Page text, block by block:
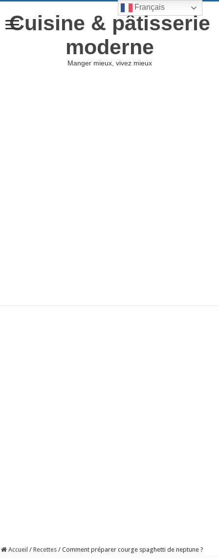
Cuisine & pâtisserie
moderne
Manger mieux, vivez mieux
Accueil / Recettes / Comment préparer courge spaghetti de neptune ?
Français